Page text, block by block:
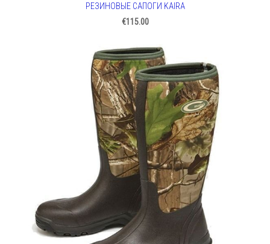
РЕЗИНОВЫЕ САПОГИ KAIRA
€115.00